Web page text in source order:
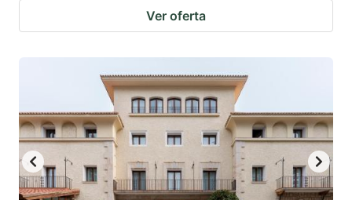
Ver oferta